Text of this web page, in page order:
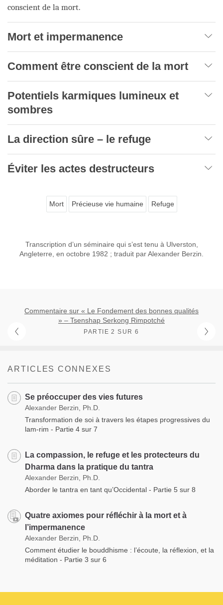
conscient de la mort.
Mort et impermanence
Comment être conscient de la mort
Potentiels karmiques lumineux et
sombres
La direction sûre – le refuge
Éviter les actes destructeurs
Mort Précieuse vie humaine Refuge
Transcription d’un séminaire qui s’est tenu à Ulverston,
Angleterre, en octobre 1982 ; traduit par Alexander Berzin.
Commentaire sur « Le Fondement des bonnes qualités
» – Tsenshap Serkong Rimpotché
PARTIE 2 SUR 6
ARTICLES CONNEXES
Se préoccuper des vies futures
Alexander Berzin, Ph.D.
Transformation de soi à travers les étapes progressives du
lam-rim - Partie 4 sur 7
La compassion, le refuge et les protecteurs du
Dharma dans la pratique du tantra
Alexander Berzin, Ph.D.
Aborder le tantra en tant qu’Occidental - Partie 5 sur 8
Quatre axiomes pour réfléchir à la mort et à
l’impermanence
Alexander Berzin, Ph.D.
Comment étudier le bouddhisme : l’écoute, la réflexion, et la
méditation - Partie 3 sur 6